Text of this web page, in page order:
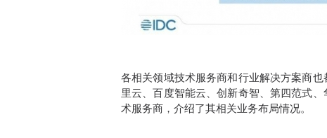
各相关领域技术服务商和行业解决方案商
里云、百度智能云、创新奇智、第四范式
术服务商，介绍了其相关业务布局情况。